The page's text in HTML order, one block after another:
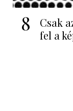
8
Csak
fel a